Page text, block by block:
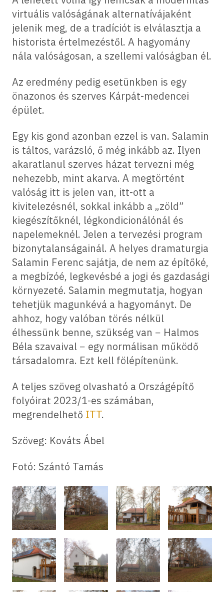
virtuális valóságának alternatívájaként
jelenik meg, de a tradíciót is elválasztja a
historista értelmezéstől. A hagyomány
nála valóságosan, a szellemi valóságban él.
Az eredmény pedig esetünkben is egy
önazonos és szerves Kárpát-medencei
épület.
Egy kis gond azonban ezzel is van. Salamin
is táltos, varázsló, ő még inkább az. Ilyen
akaratlanul szerves házat tervezni még
nehezebb, mint akarva. A megtörtént
valóság itt is jelen van, itt-ott a
kivitelezésnél, sokkal inkább a „zöld”
kiegészítőknél, légkondicionálónál és
napelemeknél. Jelen a tervezési program
bizonytalanságainál. A helyes dramaturgia
Salamin Ferenc sajátja, de nem az építőké,
a megbízóé, legkevésbé a jogi és gazdasági
környezeté. Salamin megmutatja, hogyan
tehetjük magunkévá a hagyományt. De
ahhoz, hogy valóban törés nélkül
élhessünk benne, szükség van − Halmos
Béla szavaival − egy normálisan működő
társadalomra. Ezt kell fölépítenünk.
A teljes szöveg olvasható a Országépítő
folyóirat 2023/1-es számában,
megrendelhető ITT.
Szöveg: Kováts Ábel
Fotó: Szántó Tamás